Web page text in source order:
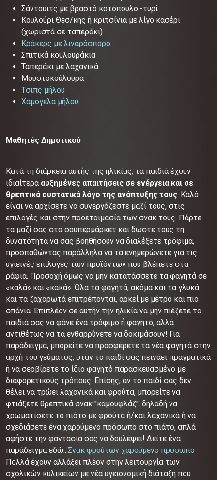
Σάντουιτς με βραστό κοτόπουλο -τυρί
Κουλούρι Θεσ/κης ή κριτσίνια με λίγο κασέρι
(χωριστά σε ταπεράκι)
Κράκερς με λιναρόσπορο
Σπιτικά κουλουράκια
Ταπεράκι με λαχανικά
Μουστοκούλουρα
Tσιπς μήλου
Χαμόγελα μήλου
Μαθητές Δημοτικού
Κατά τη διάρκεια αυτής της ηλικίας, τα παιδιά έχουν
ιδιαίτερα αυξημένες απαιτήσεις σε ενέργεια και σε
θρεπτικά συστατικά λόγο της ανάπτυξης τους. Καλό
είναι να αρχίσετε να συνεργάζεστε μαζί τους, στις
επιλογές και στην προετοιμασία των σνακ τους. Πάρτε
τα μαζί σας στο σουπερμάρκετ και δώστε τους τη
δυνατότητα να σας βοηθήσουν να διαλέξετε τρόφιμα,
προσπαθώντας παράλληλα να τα ενημερώνετε για τις
υγιεινές επιλογές των προϊόντων που βλέπετε στα
ράφια. Προσοχή όμως να μην κατατάσσετε τα φαγητά σε
«καλά» και «κακά». Όλα τα φαγητά, ακόμα και τα γλυκά
και τα ζαχαρωτά επιτρέπονται, αρκεί με μέτρο και πιο
σπάνια. Επιπλέον σε αυτήν την ηλικία να μην πιέζετε τα
παιδιά σας να φάνε ένα τρόφιμο ή φαγητό, αλλά
αντιθέτως να τα ενθαρρύνετε να δοκιμάσουν! Για
παράδειγμα, μπορείτε να προσφέρετε τα νέα φαγητά στην
αρχή του γεύματος, όταν το παιδί σας πεινάει πραγματικά
ή να σερβίρετε το ίδιο φαγητό παρασκευασμένο με
διαφορετικούς τρόπους. Επίσης, αν το παιδί σας δεν
θέλει να τρώει λαχανικά και φρούτα, μπορείτε να
φτιάξετε θρεπτικά σνακ "καμουφλάζ", δηλαδή να
χρωματίσετε το πιάτο με φρούτα ή/και λαχανικά ή να
σχεδιάσετε ένα χαρούμενο πρόσωπο στο πιάτο, απλά
αφήστε την φαντασία σας να δουλέψει! Δείτε ένα
παράδειγμα εδώ...Σνακ φρούτων χαρούμενο πρόσωπο
Πολλά έχουν αλλάξει πλέον στην λειτουργία των
σχολικών κυλικείων με νέα υγειονομική διάταξη που